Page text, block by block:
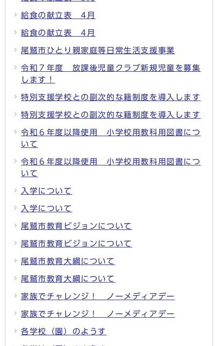
給食の献立表 4月
給食の献立表 4月
尾鷲市ひとり親家庭等日常生活支援事業
令和７年度 放課後児童クラブ新規児童を募集
します！
特別支援学校との副次的な籍制度を導入します
特別支援学校との副次的な籍制度を導入します
令和６年度以降使用 小学校用教科用図書につ
いて
令和６年度以降使用 小学校用教科用図書につ
いて
入学について
入学について
尾鷲市教育ビジョンについて
尾鷲市教育ビジョンについて
尾鷲市教育大綱について
尾鷲市教育大綱について
家族でチャレンジ！ ノーメディアデー
家族でチャレンジ！ ノーメディアデー
各学校（園）のようす